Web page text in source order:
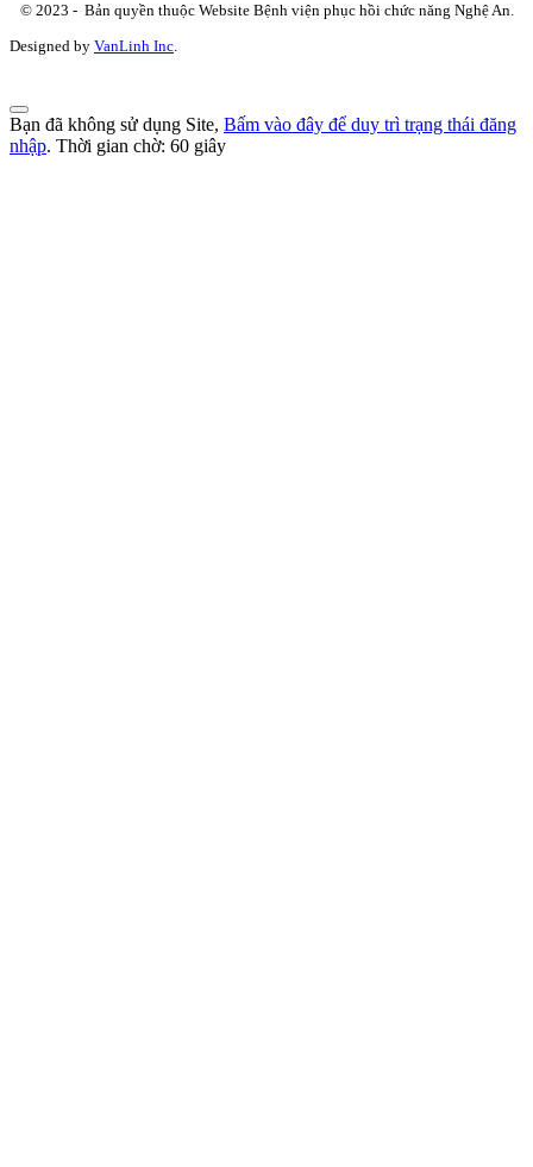
© 2023 - Bản quyền thuộc Website Bệnh viện phục hồi chức năng Nghệ An.
Designed by VanLinh Inc
Bạn đã không sử dụng Site, Bấm vào đây để duy trì trạng thái đăng
nhập. Thời gian chờ: 60 giây